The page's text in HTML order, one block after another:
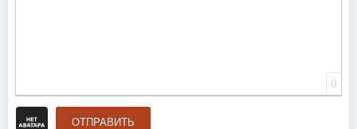
0
ОТПРАВИТЬ